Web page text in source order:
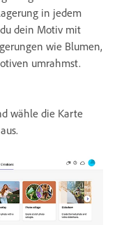
in jedem
dein Motiv mit
wie Blumen,
umrahmst.
wähle die Karte
aus.